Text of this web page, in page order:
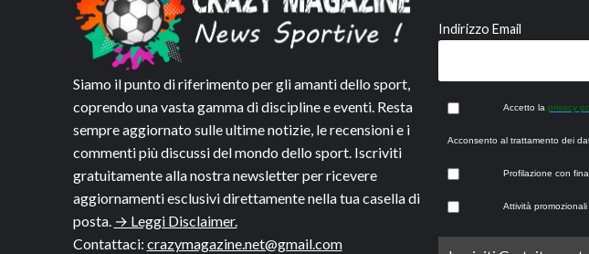
Siamo il punto di riferimento per gli amanti dello sport,
coprendo una vasta gamma di discipline e eventi. Resta
sempre aggiornato sulle ultime notizie, le recensioni e i
commenti più discussi del mondo dello sport. Iscriviti
gratuitamente alla nostra newsletter per ricevere
aggiornamenti esclusivi direttamente nella tua casella di
posta. → Leggi Disclaimer.
Contattaci: crazymagazine.net@gmail.com
Indirizzo Email
Accetto la privacy
Acconsento al trattamento dei
Profilazione con
Attività